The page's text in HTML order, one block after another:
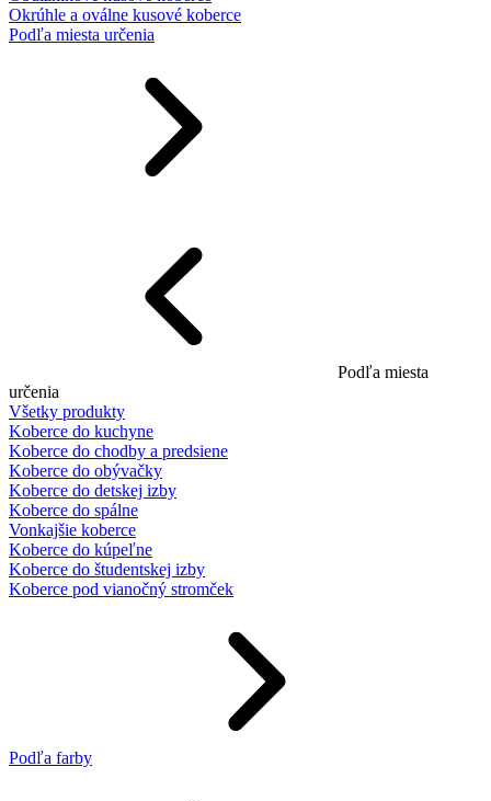
Okrúhle a oválne kusové koberce
Podľa miesta určenia
Podľa miesta
určenia
Všetky produkty
Koberce do kuchyne
Koberce do chodby a predsiene
Koberce do obývačky
Koberce do detskej izby
Koberce do spálne
Vonkajšie koberce
Koberce do kúpeľne
Koberce do študentskej izby
Koberce pod vianočný stromček
Podľa farby